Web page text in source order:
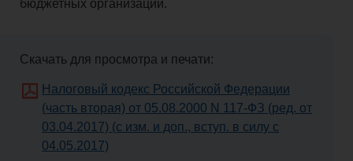
бюджетных организаций.
Скачать для просмотра и печати:
Налоговый кодекс Российской Федерации
(часть вторая) от 05.08.2000 N 117-ФЗ (ред. от
03.04.2017) (с изм. и доп., вступ. в силу с
04.05.2017)